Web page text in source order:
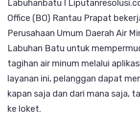
Labuhanbatu I
Office (BO) Rantau Prapat
Perusahaan Umum Daerah Air
Labuhan Batu untuk
tagihan air minum melalui
layanan ini, pelanggan dapat
kapan saja dan dari mana saja,
ke loket.